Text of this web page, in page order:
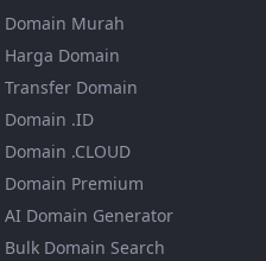
Domain Murah
Harga Domain
Transfer Domain
Domain .ID
Domain .CLOUD
Domain Premium
AI Domain Generator
Bulk Domain Search